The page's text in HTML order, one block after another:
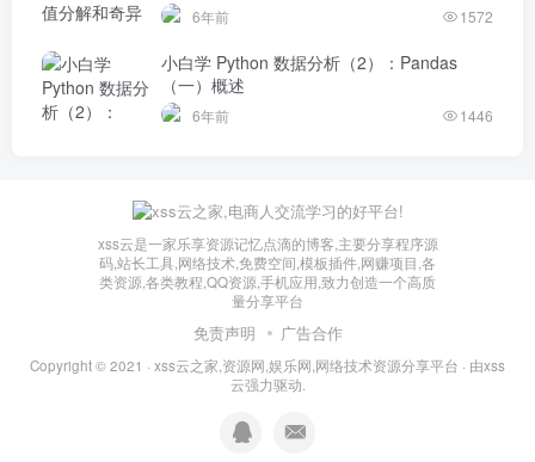
6年前 1572
小白学 Python 数据分析（2）：Pandas
（一）概述
6年前 1446
xss云是一家乐享资源记忆点滴的博客,主要分享程序源
码,站长工具,网络技术,免费空间,模板插件,网赚项目,各
类资源,各类教程,QQ资源,手机应用,致力创造一个高质
量分享平台
免责声明 广告合作
Copyright © 2021 · xss云之家,资源网,娱乐网,网络技术资源分享平台 · 由xss
云强力驱动.